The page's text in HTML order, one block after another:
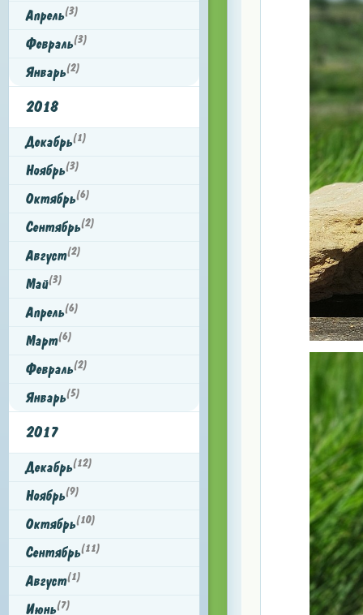
Апрель(3)
Февраль(3)
Январь(2)
2018
Декабрь(1)
Ноябрь(3)
Октябрь(6)
Сентябрь(2)
Август(2)
Май(3)
Апрель(6)
Март(6)
Февраль(2)
Январь(5)
2017
Декабрь(12)
Ноябрь(9)
Октябрь(10)
Сентябрь(11)
Август(1)
Июнь(7)